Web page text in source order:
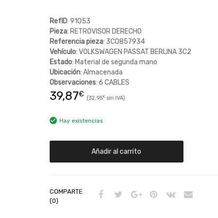
RefID: 91053
Pieza: RETROVISOR DERECHO
Referencia pieza: 3C0857934
Vehículo: VOLKSWAGEN PASSAT BERLINA 3C2
Estado: Material de segunda mano
Ubicación: Almacenada
Observaciones: 6 CABLES
39,87€ 32,95€
Hay existencias
Añadir al carrito
COMPARTE
(0)